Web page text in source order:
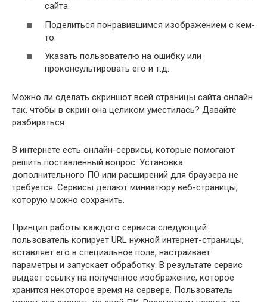
сайта.
Поделиться понравившимся изображением с кем-
то.
Указать пользователю на ошибку или
проконсультировать его и т.д.
Можно ли сделать скриншот всей страницы сайта онлайн
так, чтобы в скрин она целиком уместилась? Давайте
разбираться.
В интернете есть онлайн-сервисы, которые помогают
решить поставленный вопрос. Установка
дополнительного ПО или расширений для браузера не
требуется. Сервисы делают миниатюру веб-страницы,
которую можно сохранить.
Принцип работы каждого сервиса следующий:
пользователь копирует URL нужной интернет-страницы,
вставляет его в специальное поле, настраивает
параметры и запускает обработку. В результате сервис
выдает ссылку на полученное изображение, которое
хранится некоторое время на сервере. Пользователь